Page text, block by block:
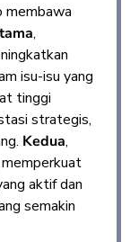
membawa
,
isu-isu yang
tinggi
strategis,
Kedua,
aktif dan
semakin